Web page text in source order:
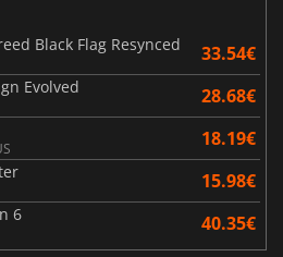
Black Flag Resynced
33.54€
Evolved 28.68€
18.19€
15.98€
6 40.35€